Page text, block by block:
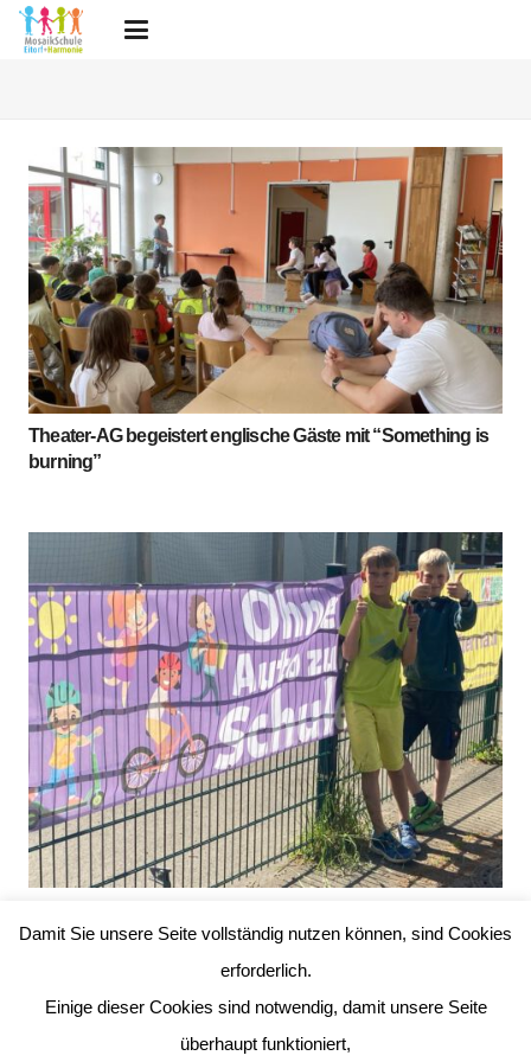
Theater-AG begeistert englische Gäste mit “Something is
burning”
Damit Sie unsere Seite vollständig nutzen können, sind Cookies
erforderlich.
Einige dieser Cookies sind notwendig, damit unsere Seite
überhaupt funktioniert,